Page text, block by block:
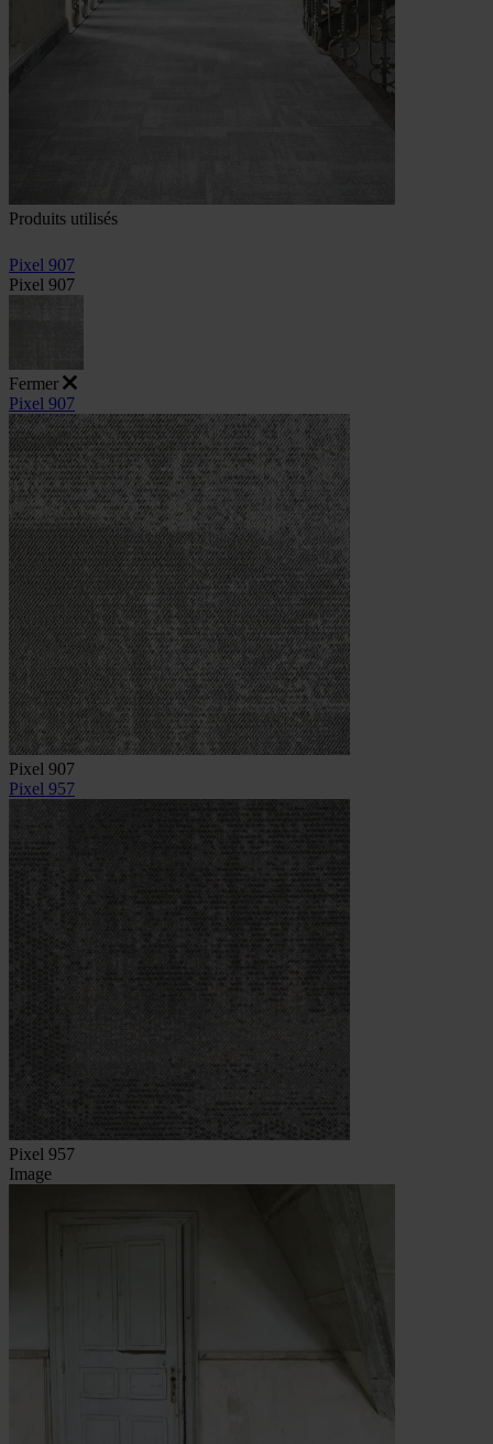
Produits utilisés
Pixel 907
Pixel 907
Fermer
Pixel 907
Pixel 907
Pixel 957
Pixel 957
Image